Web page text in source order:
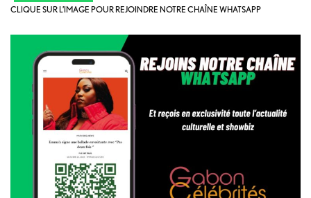
CLIQUE SUR L’IMAGE POUR REJOINDRE NOTRE CHAÎNE WHATSAPP